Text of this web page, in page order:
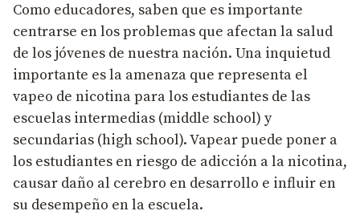
Como educadores, saben que es importante
centrarse en los problemas que afectan la salud
de los jóvenes de nuestra nación. Una inquietud
importante es la amenaza que representa el
vapeo de nicotina para los estudiantes de las
escuelas intermedias (middle school) y
secundarias (high school). Vapear puede poner a
los estudiantes en riesgo de adicción a la nicotina,
causar daño al cerebro en desarrollo e influir en
su desempeño en la escuela.